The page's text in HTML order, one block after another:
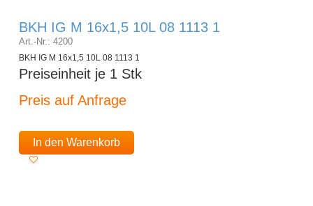
BKH IG M 16x1,5 10L 08 1113 1
Art.-Nr.: 4200
BKH IG M 16x1,5 10L 08 1113 1
Preiseinheit je 1 Stk
Preis auf Anfrage
In den Warenkorb